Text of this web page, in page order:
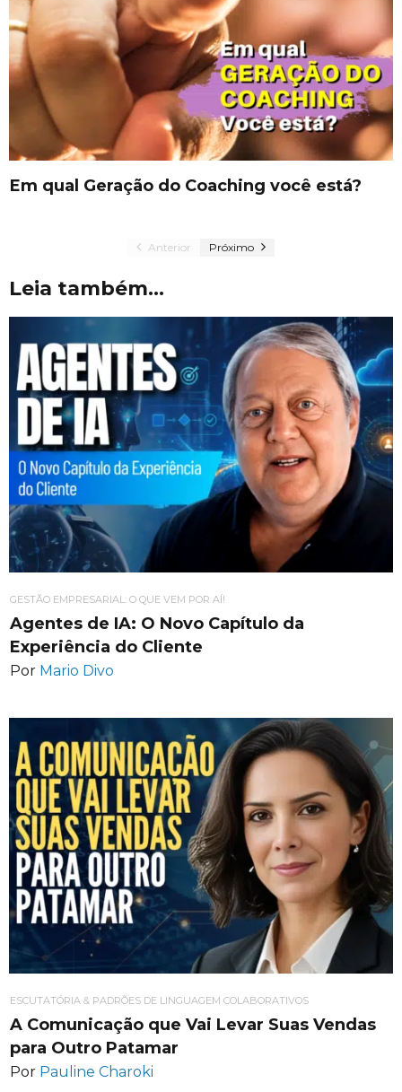
Em qual Geração do Coaching você está?
Anterior Próximo
Leia também...
GESTÃO EMPRESARIAL: O QUE VEM POR AÍ!
Agentes de IA: O Novo Capítulo da
Experiência do Cliente
Por Mario Divo
ESCUTATÓRIA & PADRÕES DE LINGUAGEM COLABORATIVOS
A Comunicação que Vai Levar Suas Vendas
para Outro Patamar
Por Pauline Charoki